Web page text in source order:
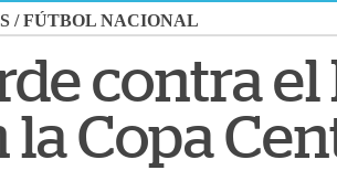
/FÚTBOL NACIONAL
contra el
la Copa